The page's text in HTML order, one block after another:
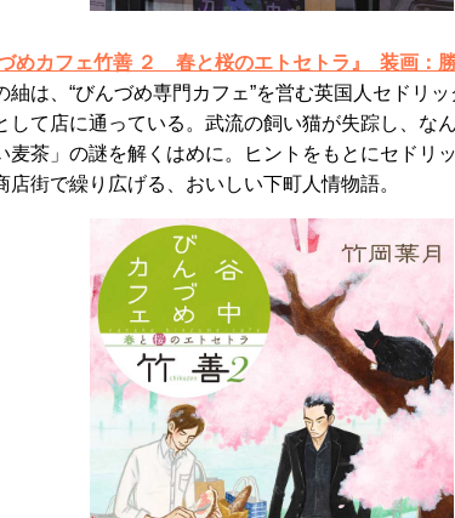
めカフェ竹善 ２ 春と桜のエトセトラ』 装画：
紬は、“びんづめ専門カフェ”を営む英国人セドリ
して店に通っている。武流の飼い猫が失踪し、な
麦茶」の謎を解くはめに。ヒントをもとにセド
店街で繰り広げる、おいしい下町人情物語。